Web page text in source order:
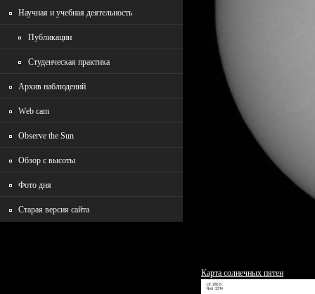
Научная и учебная деятельность
Публикации
Студенческая практика
Архив наблюдений
Wеb cam
Observe the Sun
Обзор с высоты
Фото дня
Старая версия сайта
Карта солнечных пятен